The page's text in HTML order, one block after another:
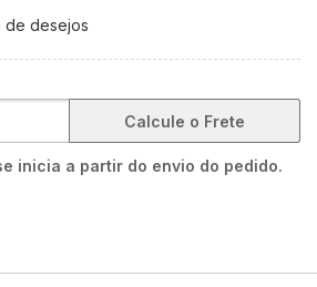
de desejos
Calcule o Frete
inicia a partir do envio do pedido.